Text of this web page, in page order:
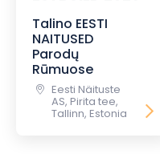
Talino EESTI
NAITUSED
Parodų
Rūmuose
Eesti Näituste
AS, Pirita tee,
Tallinn, Estonia